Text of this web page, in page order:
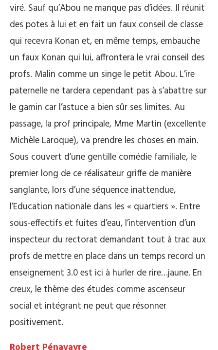
viré. Sauf qu’Abou ne manque pas d’idées. Il réunit
des potes à lui et en fait un faux conseil de classe
qui recevra Konan et, en même temps, embauche
un faux Konan qui lui, affrontera le vrai conseil des
profs. Malin comme un singe le petit Abou. L’ire
paternelle ne tardera cependant pas à s’abattre sur
le gamin car l’astuce a bien sûr ses limites. Au
passage, la prof principale, Mme Martin (excellente
Michèle Laroque), va prendre les choses en main.
Sous couvert d’une gentille comédie familiale, le
premier long de ce réalisateur griffe de manière
sanglante, lors d’une séquence inattendue,
l’Education nationale dans les « quartiers ». Entre
sous-effectifs et fuites d’eau, l’intervention d’un
inspecteur du rectorat demandant tout à trac aux
profs de mettre en place dans un temps record un
enseignement 3.0 est ici à hurler de rire…jaune. En
creux, le thème des études comme ascenseur
social et intégrant ne peut que résonner
positivement.